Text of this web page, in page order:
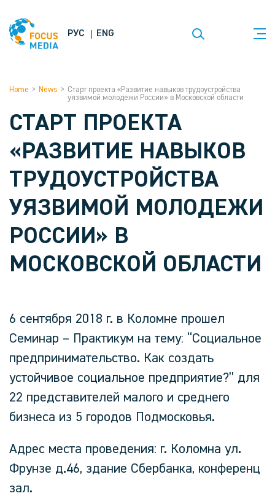
РУС ENG
Home > News > Старт проекта «Развитие навыков трудоустройства
уязвимой молодежи России» в Московской области
СТАРТ ПРОЕКТА
«РАЗВИТИЕ НАВЫКОВ
ТРУДОУСТРОЙСТВА
УЯЗВИМОЙ МОЛОДЕЖИ
РОССИИ» В
МОСКОВСКОЙ ОБЛАСТИ
6 сентября 2018 г. в Коломне прошел
Семинар – Практикум на тему: “Социальное
предпринимательство. Как создать
устойчивое социальное предприятие?” для
22 представителей малого и среднего
бизнеса из 5 городов Подмосковья.
Адрес места проведения: г. Коломна ул.
Фрунзе д.46, здание Сбербанка, конференц
зал.